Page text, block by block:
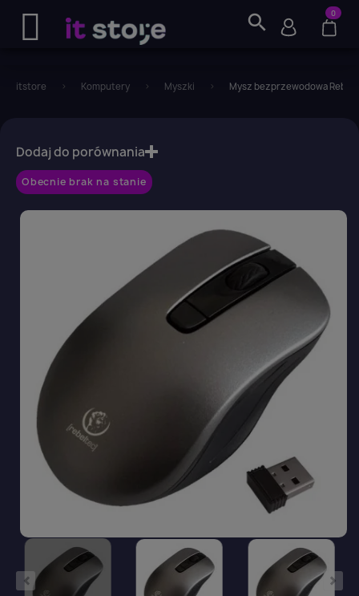
search 0
itstore Komputery Myszki Mysz bezprzewodowa
Obecnie brak na stanie
Dodaj do porównania